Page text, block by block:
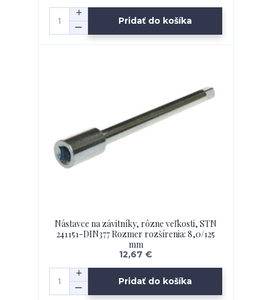
Pridať do košíka
Nástavce na závitníky, rôzne veľkosti, STN
241151-DIN377 Rozmer rozšírenia: 8,0/125
mm
12,67 €
Pridať do košíka